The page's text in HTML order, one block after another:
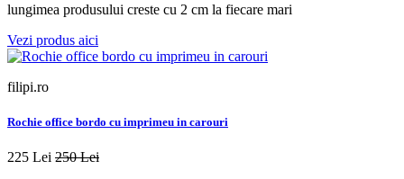
lungimea produsului creste cu 2 cm la fiecare mari
Vezi produs aici
filipi.ro
Rochie office bordo cu imprimeu in carouri
225 Lei 250 Lei